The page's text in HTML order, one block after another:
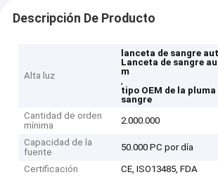
Descripción De Producto
Alta luz
lanceta de sangre
Lanceta de sangre
m
,
tipo OEM de la
sangre
Cantidad de orden
mínima
2.000.000
Capacidad de la
fuente
50.000 PC por día
Certificación
CE, ISO13485, FDA